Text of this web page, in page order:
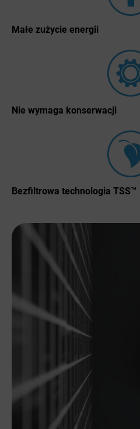
Małe zużycie energii
Nie wymaga konserwacji
Bezfiltrowa technologia TSS™